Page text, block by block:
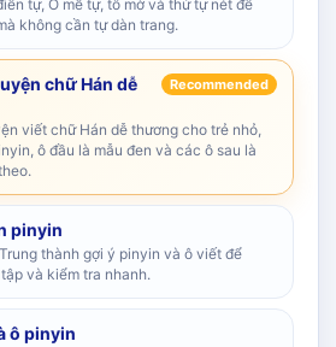
tự, Ô mễ tự, tô mờ và thứ tự nét để
không cần tự dàn trang.
chữ Hán dễ
Recommended
viết chữ Hán dễ thương cho trẻ nhỏ,
ô đầu là mẫu đen và các ô sau là
pinyin
thành gợi ý pinyin và ô viết để
và kiểm tra nhanh.
ô pinyin